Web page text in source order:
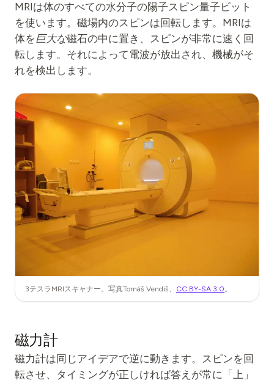
MRIは体のすべての水分子の陽子スピン量子ビット
を使います。磁場内のスピンは回転します。MRIは
体を巨大な磁石の中に置き、スピンが非常に速く回
転します。それによって電波が放出され、機械がそ
れを検出します。
3テスラMRIスキャナー。写真Tomáš Vendiš、 CC BY-SA 3.0。
磁力計
磁力計は同じアイデアで逆に動きます。スピンを回
転させ、タイミングが正しければ答えが常に「上」